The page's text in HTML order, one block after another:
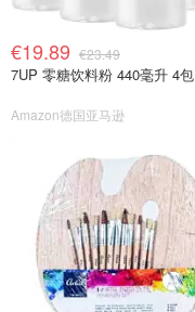
€19.89 €23.49
7UP 零糖饮料粉 440毫升 4包
Amazon德国亚马逊